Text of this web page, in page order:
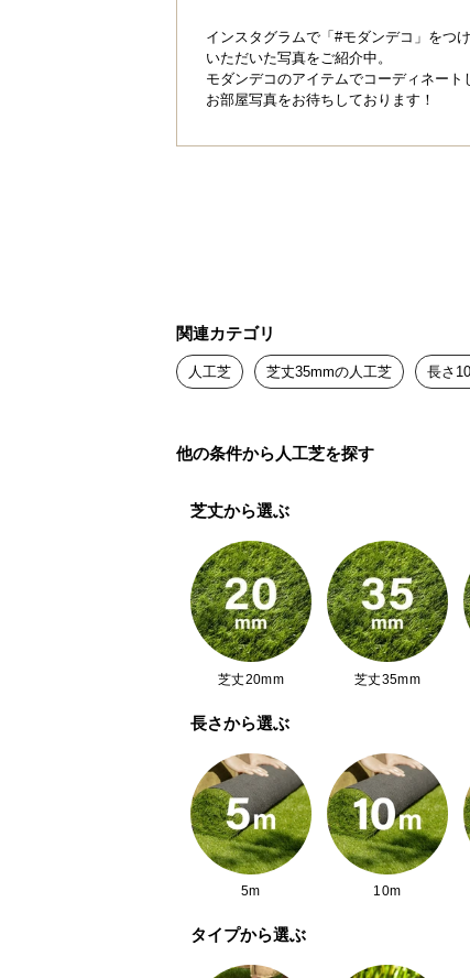
インスタグラムで「#モダンデコ」をつ
いただいた写真をご紹介中。
モダンデコのアイテムでコーディネート
お部屋写真をお待ちしております！
関連カテゴリ
人工芝 芝丈35mmの人工芝 長さ
他の条件から人工芝を探す
芝丈から選ぶ
芝丈20mm 芝丈35mm
長さから選ぶ
5m 10m
タイプから選ぶ